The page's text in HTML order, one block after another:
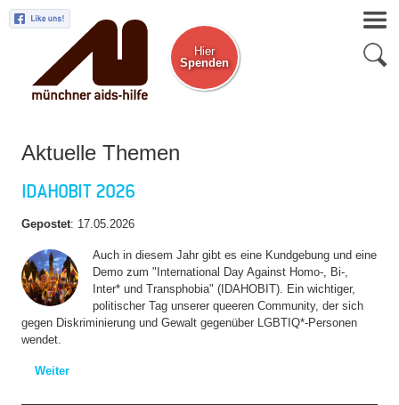
Hier
Spenden
Aktuelle Themen
IDAHOBIT 2026
Gepostet: 17.05.2026
Auch in diesem Jahr gibt es eine Kundgebung und eine
Demo zum "International Day Against Homo-, Bi-,
Inter* und Transphobia" (IDAHOBIT). Ein wichtiger,
politischer Tag unserer queeren Community, der sich
gegen Diskriminierung und Gewalt gegenüber LGBTIQ*-Personen
wendet.
Weiter